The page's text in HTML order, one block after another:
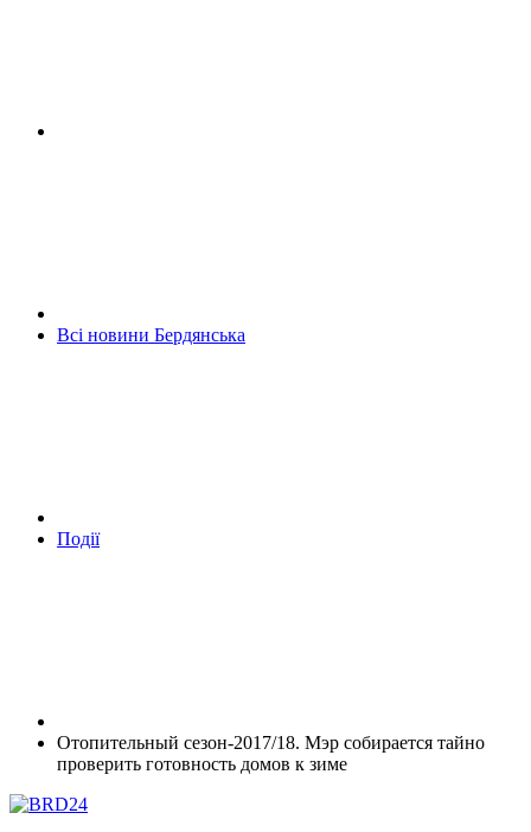
Всі новини Бердянська
Події
Отопительный сезон-2017/18. Мэр собирается тайно
проверить готовность домов к зиме